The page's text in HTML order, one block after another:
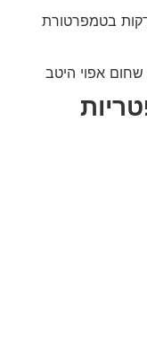
אחרונה של 15 דקות בטמפרטורת